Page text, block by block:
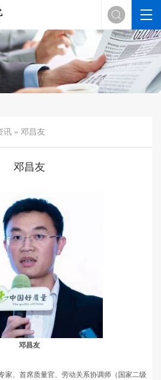

讯 » 邓昌友
邓昌友
邓昌友
家、首席质量官、劳动关系协调师（国家二级